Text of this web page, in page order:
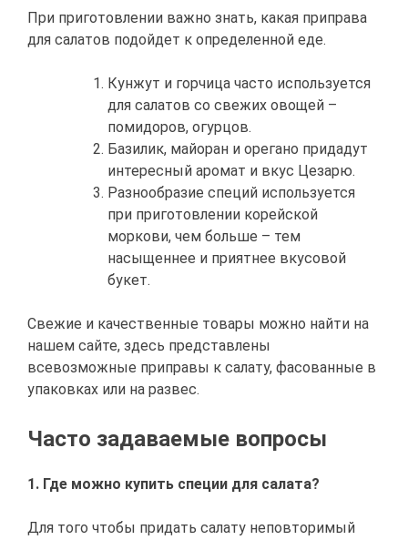
При приготовлении важно знать, какая приправа
для салатов подойдет к определенной еде.
Кунжут и горчица часто используется
для салатов со свежих овощей –
помидоров, огурцов.
Базилик, майоран и орегано придадут
интересный аромат и вкус Цезарю.
Разнообразие специй используется
при приготовлении корейской
моркови, чем больше – тем
насыщеннее и приятнее вкусовой
букет.
Свежие и качественные товары можно найти на
нашем сайте, здесь представлены
всевозможные приправы к салату, фасованные в
упаковках или на развес.
Часто задаваемые вопросы
1. Где можно купить специи для салата?
Для того чтобы придать салату неповторимый